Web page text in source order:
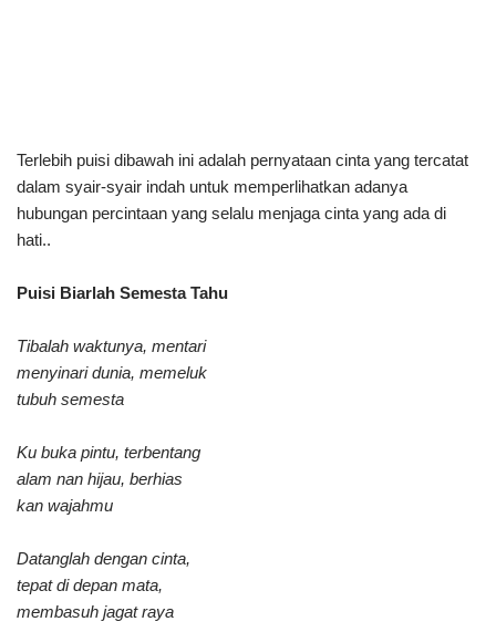
Terlebih puisi dibawah ini adalah pernyataan cinta yang tercatat
dalam syair-syair indah untuk memperlihatkan adanya
hubungan percintaan yang selalu menjaga cinta yang ada di
hati..
Puisi Biarlah Semesta Tahu
Tibalah waktunya, mentari
menyinari dunia, memeluk
tubuh semesta
Ku buka pintu, terbentang
alam nan hijau, berhias
kan wajahmu
Datanglah dengan cinta,
tepat di depan mata,
membasuh jagat raya